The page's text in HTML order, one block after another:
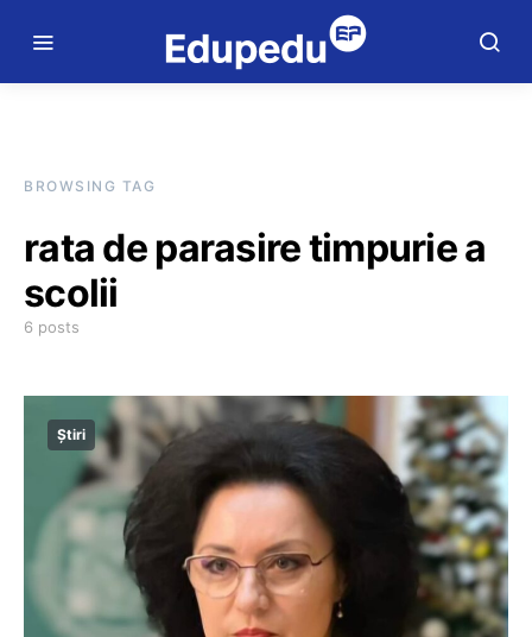
BROWSING TAG
rata de parasire timpurie a
scolii
6 posts
Știri